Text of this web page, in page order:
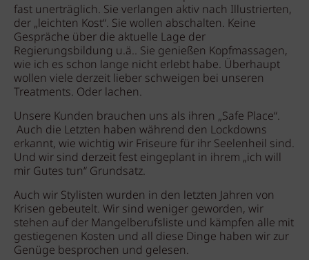
fast unerträglich. Sie verlangen aktiv nach Illustrierten,
der „leichten Kost“. Sie wollen abschalten. Keine
Gespräche über die aktuelle Lage der
Regierungsbildung u.ä.. Sie genießen Kopfmassagen,
wie ich es schon lange nicht erlebt habe. Überhaupt
wollen viele derzeit lieber schweigen bei unseren
Treatments. Oder lachen.
Unsere Kunden brauchen uns als ihren „Safe Place“.
Auch die Letzten haben während den Lockdowns
erkannt, wie wichtig wir Friseure für ihr Seelenheil sind.
Und wir sind derzeit fest eingeplant in ihrem „ich will
mir Gutes tun“ Grundsatz.
Auch wir Stylisten wurden in den letzten Jahren von
Krisen gebeutelt. Wir sind weniger geworden, wir
stehen auf der Mangelberufsliste und kämpfen alle mit
gestiegenen Kosten und all diese Dinge haben wir zur
Genüge besprochen und gelesen.